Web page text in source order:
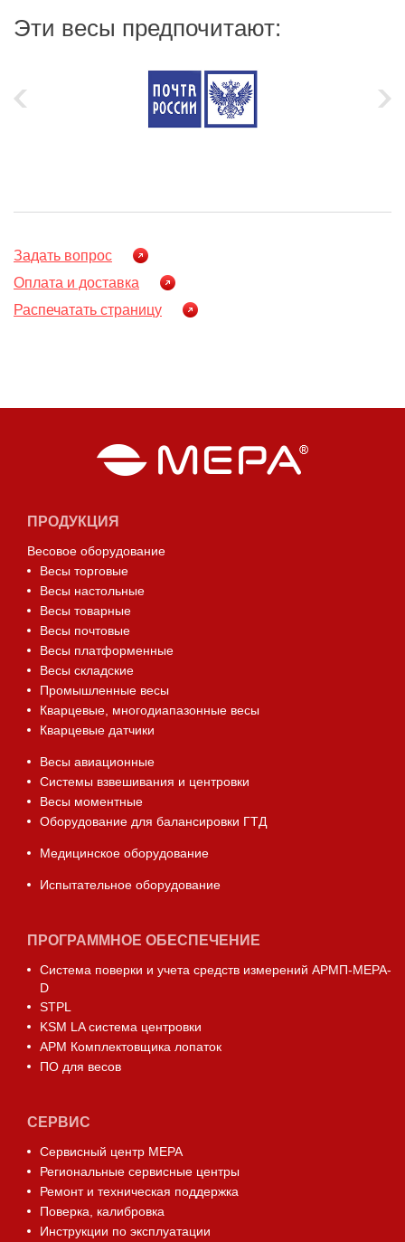
Эти весы предпочитают:
Задать вопрос
Оплата и доставка
Распечатать страницу
ПРОДУКЦИЯ
Весовое оборудование
Весы торговые
Весы настольные
Весы товарные
Весы почтовые
Весы платформенные
Весы складские
Промышленные весы
Кварцевые, многодиапазонные весы
Кварцевые датчики
Весы авиационные
Системы взвешивания и центровки
Весы моментные
Оборудование для балансировки ГТД
Медицинское оборудование
Испытательное оборудование
ПРОГРАММНОЕ ОБЕСПЕЧЕНИЕ
Система поверки и учета средств измерений АРМП-МЕРА-
D
STPL
KSM LA система центровки
АРМ Комплектовщика лопаток
ПО для весов
СЕРВИС
Сервисный центр МЕРА
Региональные сервисные центры
Ремонт и техническая поддержка
Поверка, калибровка
Инструкции по эксплуатации